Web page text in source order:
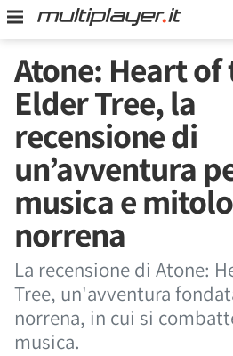
Atone: Heart of
Elder Tree, la
recensione di
un’avventura
musica e
norrena
La recensione di Atone:
Tree, un'avventura
norrena, in cui si
musica.